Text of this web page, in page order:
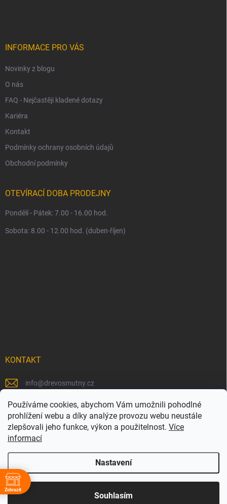
Používáme cookies, abychom Vám umožnili pohodlné
prohlížení webu a díky analýze provozu webu neustále
zlepšovali jeho funkce, výkon a použitelnost. Více
informací
Nastavení
Souhlasím
INFORMACE PRO VÁS
Novinky z blogu
O nás
FAQ - Nejčastěji kladené dotazy
Kariéra
Kontakt
Podmínky ochrany osobních údajů
Obchodní podmínky
OTEVÍRACÍ DOBA PRODEJNY
Pondělí - Pátek: 7.00 - 16.00 hod.
Sobota: 8.00 - 12.00 hod. (duben-říjen)
KONTAKT
info@drevosmutny.cz
+420 725 710 840
https://www.facebook.com/drevosmutny/
drevosmutny/
Dřevosmutný . Všechna práva vyhrazena.
Zobrazit